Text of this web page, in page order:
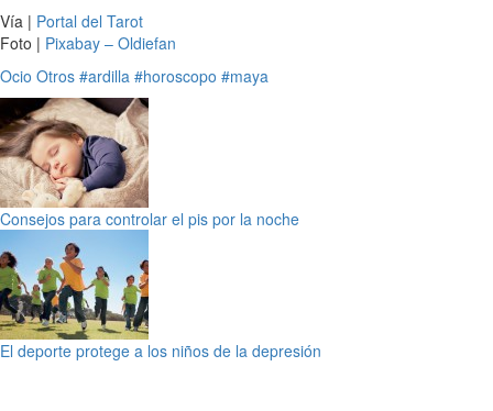
Vía | Portal del Tarot
Foto | Pixabay – Oldiefan
Ocio Otros #ardilla #horoscopo #maya
Consejos para controlar el pis por la noche
El deporte protege a los niños de la depresión